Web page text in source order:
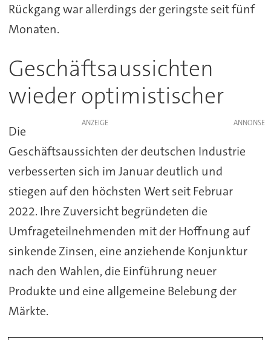
Rückgang war allerdings der geringste seit fünf
Monaten.
Geschäftsaussichten
wieder optimistischer
ANZEIGE
Die
Geschäftsaussichten der deutschen Industrie
verbesserten sich im Januar deutlich und
stiegen auf den höchsten Wert seit Februar
2022. Ihre Zuversicht begründeten die
Umfrageteilnehmenden mit der Hoffnung auf
sinkende Zinsen, eine anziehende Konjunktur
nach den Wahlen, die Einführung neuer
Produkte und eine allgemeine Belebung der
Märkte.